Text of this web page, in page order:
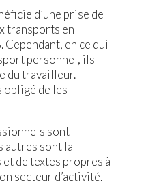
d’une prise de
transports en
Cependant, en ce qui
personnel, ils
du travailleur.
obligé de les
sont
autres sont la
de textes propres à
secteur d’activité.